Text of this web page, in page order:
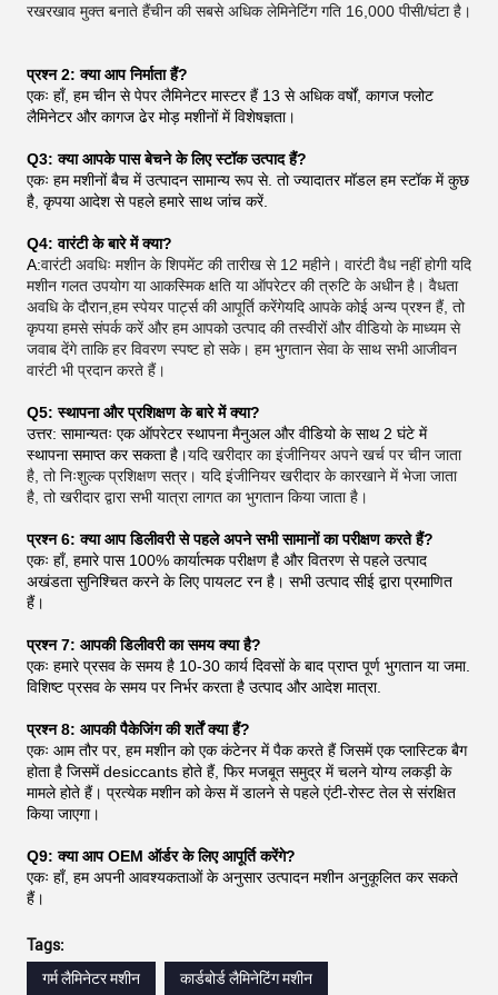
रखरखाव मुक्त बनाते हैंचीन की सबसे अधिक लेमिनेटिंग गति 16,000 पीसी/घंटा है।
प्रश्न 2: क्या आप निर्माता हैं?
एकः हाँ, हम चीन से पेपर लैमिनेटर मास्टर हैं 13 से अधिक वर्षों, कागज फ्लोट
लैमिनेटर और कागज ढेर मोड़ मशीनों में विशेषज्ञता।
Q3: क्या आपके पास बेचने के लिए स्टॉक उत्पाद हैं?
एकः हम मशीनों बैच में उत्पादन सामान्य रूप से. तो ज्यादातर मॉडल हम स्टॉक में कुछ
है, कृपया आदेश से पहले हमारे साथ जांच करें.
Q4: वारंटी के बारे में क्या?
A:वारंटी अवधिः मशीन के शिपमेंट की तारीख से 12 महीने। वारंटी वैध नहीं होगी यदि
मशीन गलत उपयोग या आकस्मिक क्षति या ऑपरेटर की त्रुटि के अधीन है। वैधता
अवधि के दौरान,हम स्पेयर पार्ट्स की आपूर्ति करेंगेयदि आपके कोई अन्य प्रश्न हैं, तो
कृपया हमसे संपर्क करें और हम आपको उत्पाद की तस्वीरों और वीडियो के माध्यम से
जवाब देंगे ताकि हर विवरण स्पष्ट हो सके। हम भुगतान सेवा के साथ सभी आजीवन
वारंटी भी प्रदान करते हैं।
Q5: स्थापना और प्रशिक्षण के बारे में क्या?
उत्तर: सामान्यतः एक ऑपरेटर स्थापना मैनुअल और वीडियो के साथ 2 घंटे में
स्थापना समाप्त कर सकता है।यदि खरीदार का इंजीनियर अपने खर्च पर चीन जाता
है, तो निःशुल्क प्रशिक्षण सत्र। यदि इंजीनियर खरीदार के कारखाने में भेजा जाता
है, तो खरीदार द्वारा सभी यात्रा लागत का भुगतान किया जाता है।
प्रश्न 6: क्या आप डिलीवरी से पहले अपने सभी सामानों का परीक्षण करते हैं?
एकः हाँ, हमारे पास 100% कार्यात्मक परीक्षण है और वितरण से पहले उत्पाद
अखंडता सुनिश्चित करने के लिए पायलट रन है। सभी उत्पाद सीई द्वारा प्रमाणित
हैं।
प्रश्न 7: आपकी डिलीवरी का समय क्या है?
एकः हमारे प्रसव के समय है 10-30 कार्य दिवसों के बाद प्राप्त पूर्ण भुगतान या जमा.
विशिष्ट प्रसव के समय पर निर्भर करता है उत्पाद और आदेश मात्रा.
प्रश्न 8: आपकी पैकेजिंग की शर्तें क्या हैं?
एकः आम तौर पर, हम मशीन को एक कंटेनर में पैक करते हैं जिसमें एक प्लास्टिक बैग
होता है जिसमें desiccants होते हैं, फिर मजबूत समुद्र में चलने योग्य लकड़ी के
मामले होते हैं। प्रत्येक मशीन को केस में डालने से पहले एंटी-रोस्ट तेल से संरक्षित
किया जाएगा।
Q9: क्या आप OEM ऑर्डर के लिए आपूर्ति करेंगे?
एकः हाँ, हम अपनी आवश्यकताओं के अनुसार उत्पादन मशीन अनुकूलित कर सकते
हैं।
Tags:
गर्म लैमिनेटर मशीन
कार्डबोर्ड लैमिनेटिंग मशीन